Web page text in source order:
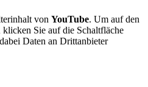
von YouTube. Um auf den
Sie auf die Schaltfläche
Daten an Drittanbieter